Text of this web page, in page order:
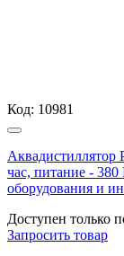
Код: 10981
Аквадистиллятор
час, питание -
оборудования и
Доступен только
Запросить товар